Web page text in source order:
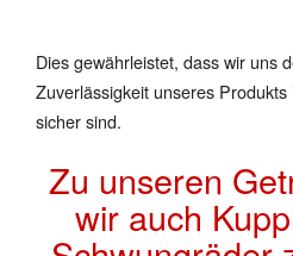
Dies gewährleistet, dass wir uns
Zuverlässigkeit unseres
sicher sind.
Zu unseren
wir auch